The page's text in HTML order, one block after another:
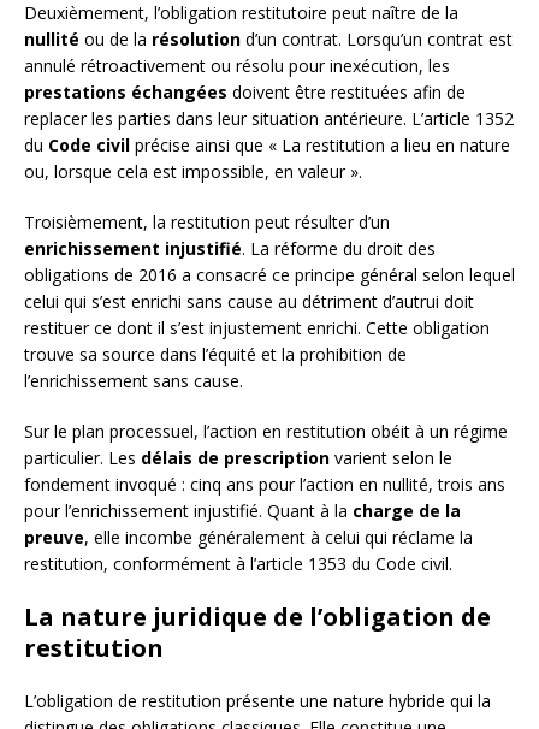
Deuxièmement, l’obligation restitutoire peut naître de la
nullité ou de la résolution d’un contrat. Lorsqu’un contrat est
annulé rétroactivement ou résolu pour inexécution, les
prestations échangées doivent être restituées afin de
replacer les parties dans leur situation antérieure. L’article 1352
du Code civil précise ainsi que « La restitution a lieu en nature
ou, lorsque cela est impossible, en valeur ».
Troisièmement, la restitution peut résulter d’un
enrichissement injustifié. La réforme du droit des
obligations de 2016 a consacré ce principe général selon lequel
celui qui s’est enrichi sans cause au détriment d’autrui doit
restituer ce dont il s’est injustement enrichi. Cette obligation
trouve sa source dans l’équité et la prohibition de
l’enrichissement sans cause.
Sur le plan processuel, l’action en restitution obéit à un régime
particulier. Les délais de prescription varient selon le
fondement invoqué : cinq ans pour l’action en nullité, trois ans
pour l’enrichissement injustifié. Quant à la charge de la
preuve, elle incombe généralement à celui qui réclame la
restitution, conformément à l’article 1353 du Code civil.
La nature juridique de l’obligation de
restitution
L’obligation de restitution présente une nature hybride qui la